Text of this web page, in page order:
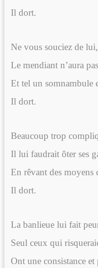
Il dort.
Ne vous souciez de lui,
Le mendiant n’aura
Et tel un somnambule
Il dort.
Beaucoup trop
Il lui faudrait ôter ses
En rêvant des moyens
Il dort.
La banlieue lui fait
Seul ceux qui
Ont une consistance et